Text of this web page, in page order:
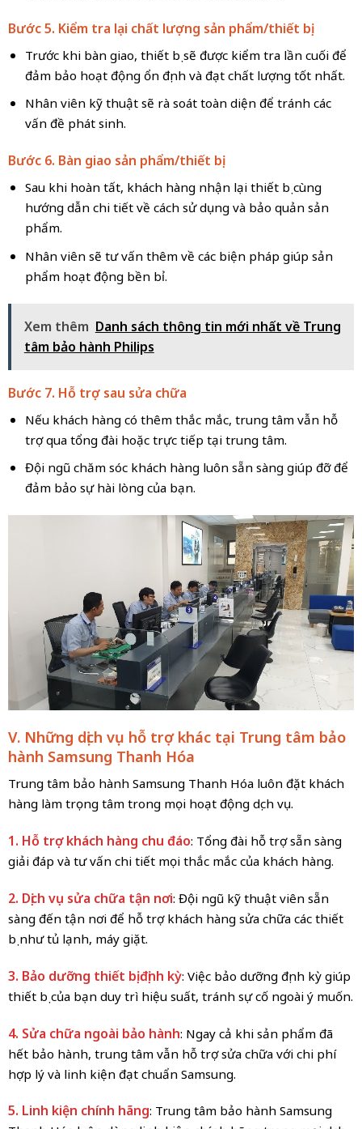
Bước 5. Kiểm tra lại chất lượng sản phẩm/thiết bị
Trước khi bàn giao, thiết bị sẽ được kiểm tra lần cuối để
đảm bảo hoạt động ổn định và đạt chất lượng tốt nhất.
Nhân viên kỹ thuật sẽ rà soát toàn diện để tránh các
vấn đề phát sinh.
Bước 6. Bàn giao sản phẩm/thiết bị
Sau khi hoàn tất, khách hàng nhận lại thiết bị cùng
hướng dẫn chi tiết về cách sử dụng và bảo quản sản
phẩm.
Nhân viên sẽ tư vấn thêm về các biện pháp giúp sản
phẩm hoạt động bền bỉ.
Xem thêm Danh sách thông tin mới nhất về Trung
tâm bảo hành Philips
Bước 7. Hỗ trợ sau sửa chữa
Nếu khách hàng có thêm thắc mắc, trung tâm vẫn hỗ
trợ qua tổng đài hoặc trực tiếp tại trung tâm.
Đội ngũ chăm sóc khách hàng luôn sẵn sàng giúp đỡ để
đảm bảo sự hài lòng của bạn.
V. Những dịch vụ hỗ trợ khác tại Trung tâm bảo
hành Samsung Thanh Hóa
Trung tâm bảo hành Samsung Thanh Hóa luôn đặt khách
hàng làm trọng tâm trong mọi hoạt động dịch vụ.
1. Hỗ trợ khách hàng chu đáo: Tổng đài hỗ trợ sẵn sàng
giải đáp và tư vấn chi tiết mọi thắc mắc của khách hàng.
2. Dịch vụ sửa chữa tận nơi: Đội ngũ kỹ thuật viên sẵn
sàng đến tận nơi để hỗ trợ khách hàng sửa chữa các thiết
bị như tủ lạnh, máy giặt.
3. Bảo dưỡng thiết bị định kỳ: Việc bảo dưỡng định kỳ giúp
thiết bị của bạn duy trì hiệu suất, tránh sự cố ngoài ý muốn.
4. Sửa chữa ngoài bảo hành: Ngay cả khi sản phẩm đã
hết bảo hành, trung tâm vẫn hỗ trợ sửa chữa với chi phí
hợp lý và linh kiện đạt chuẩn Samsung.
5. Linh kiện chính hãng: Trung tâm bảo hành Samsung